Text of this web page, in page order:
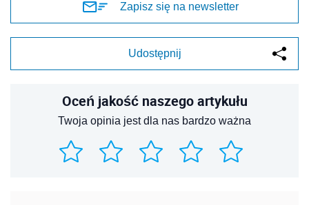
Zapisz się na newsletter
Udostępnij
Oceń jakość naszego artykułu
Twoja opinia jest dla nas bardzo ważna